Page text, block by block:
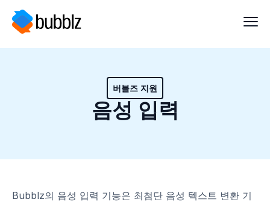
버블즈 지원
음성 입력
Bubblz의 음성 입력 기능은 최첨단 음성 텍스트 변환 기